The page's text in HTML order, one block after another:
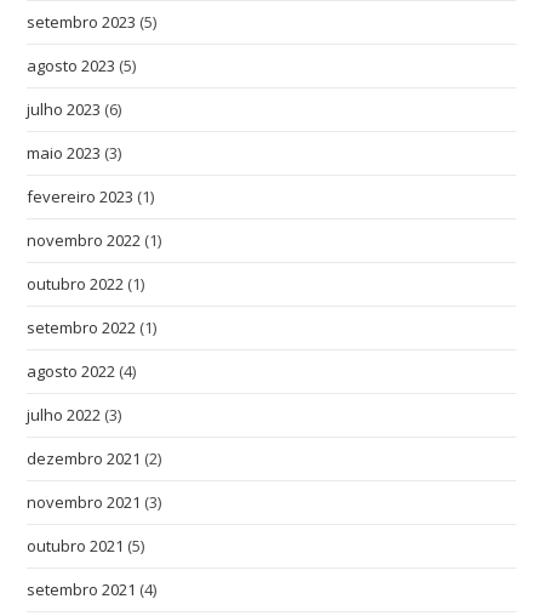
setembro 2023 (5)
agosto 2023 (5)
julho 2023 (6)
maio 2023 (3)
fevereiro 2023 (1)
novembro 2022 (1)
outubro 2022 (1)
setembro 2022 (1)
agosto 2022 (4)
julho 2022 (3)
dezembro 2021 (2)
novembro 2021 (3)
outubro 2021 (5)
setembro 2021 (4)